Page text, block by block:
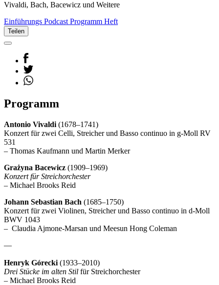
Vivaldi, Bach, Bacewicz und Weitere
Einführungs Podcast Programm Heft
Teilen
Programm
Antonio Vivaldi (1678–1741)
Konzert für zwei Celli, Streicher und Basso continuo in g-Moll RV
531
– Thomas Kaufmann und Martin Merker
Grażyna Bacewicz (1909–1969)
Konzert für Streichorchester
– Michael Brooks Reid
Johann Sebastian Bach (1685–1750)
Konzert für zwei Violinen, Streicher und Basso continuo in d-Moll
BWV 1043
– Claudia Ajmone-Marsan und Meesun Hong Coleman
—
Henryk Górecki (1933–2010)
Drei Stücke im alten Stil für Streichorchester
– Michael Brooks Reid